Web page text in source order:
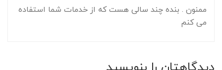
ممنون . بنده چند سالی هست که از خدمات شما استفاده
می کنم